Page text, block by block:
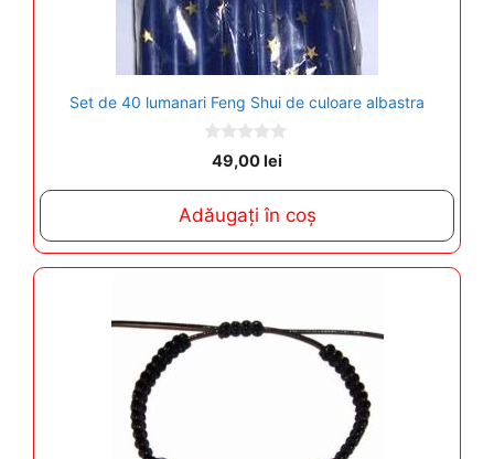
Set de 40 lumanari Feng Shui de culoare albastra
o
o
5
49,00lei
Adăugați în coș